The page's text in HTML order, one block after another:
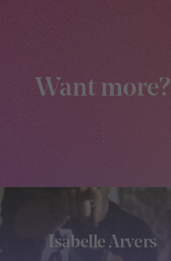
Want more?
Isabelle Arvers